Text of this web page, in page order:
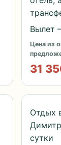
Вылет
Цена из
31
Отдых
сутки